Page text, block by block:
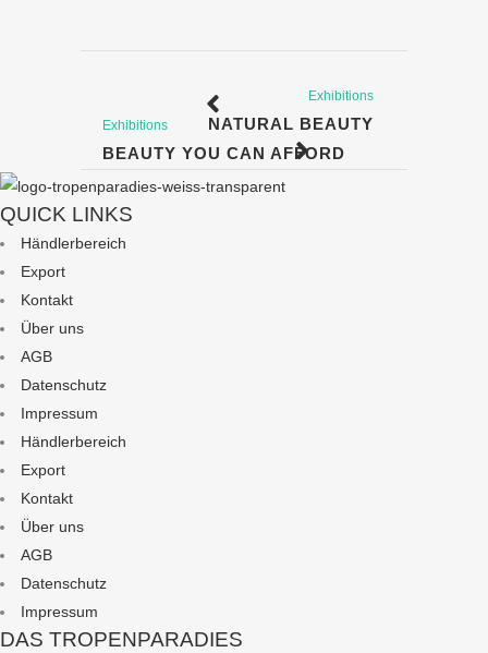
Exhibitions
BEAUTY YOU CAN AFFORD
Exhibitions
NATURAL BEAUTY
QUICK LINKS
Händlerbereich
Export
Kontakt
Über uns
AGB
Datenschutz
Impressum
Händlerbereich
Export
Kontakt
Über uns
AGB
Datenschutz
Impressum
DAS TROPENPARADIES